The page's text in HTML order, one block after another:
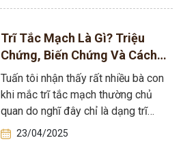
Trĩ Tắc Mạch Là Gì? Triệu
Chứng, Biến Chứng Và Cách
Điều Trị
Tuấn tôi nhận thấy rất nhiều bà con
khi mắc trĩ tắc mạch thường chủ
quan do nghĩ đây chỉ là dạng trĩ
nặng hơn…
23/04/2025